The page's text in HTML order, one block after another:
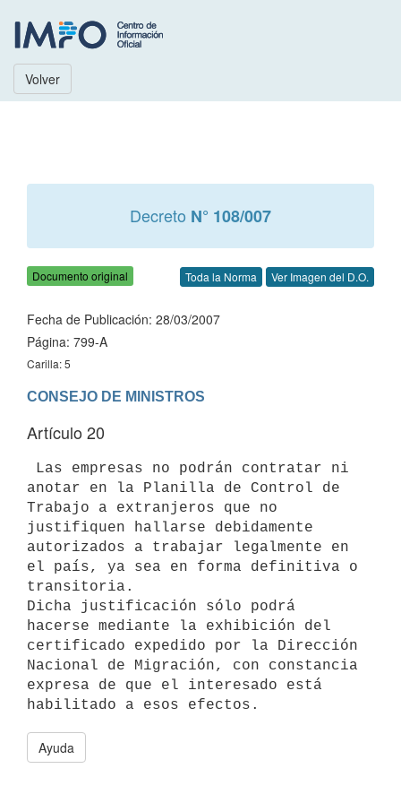
Volver
Decreto N° 108/007
Documento original Toda la Norma Ver Imagen del D.O.
Fecha de Publicación: 28/03/2007
Página: 799-A
Carilla: 5
Artículo 20
anotar en la Planilla de Control de
Trabajo a extranjeros que no
justifiquen hallarse debidamente
autorizados a trabajar legalmente en
el país, ya sea en forma definitiva o
transitoria.
Dicha justificación sólo podrá
hacerse mediante la exhibición del
certificado expedido por la Dirección
Nacional de Migración, con constancia
expresa de que el interesado está
Ayuda